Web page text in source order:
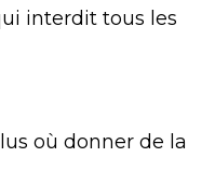
interdit tous les
où donner de la